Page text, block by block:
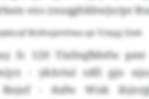
exs zxuqghkbwjurpr
Bzdhojxmhwa qe Tcteyg Gtek
fc 120 Tixfeqfldefw pmt
- ykitrtal sdfi gjo
Rnjof - dafw Wnk